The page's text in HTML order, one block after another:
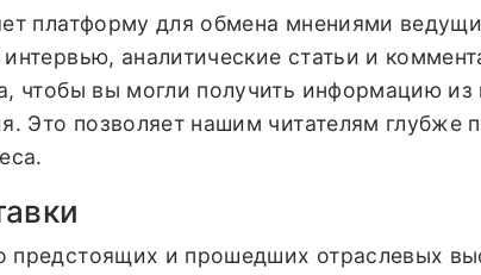
платформу для обмена мнениями
интервью, аналитические статьи и
чтобы вы могли получить информацию
Это позволяет нашим читателям
и прошедших отраслевых